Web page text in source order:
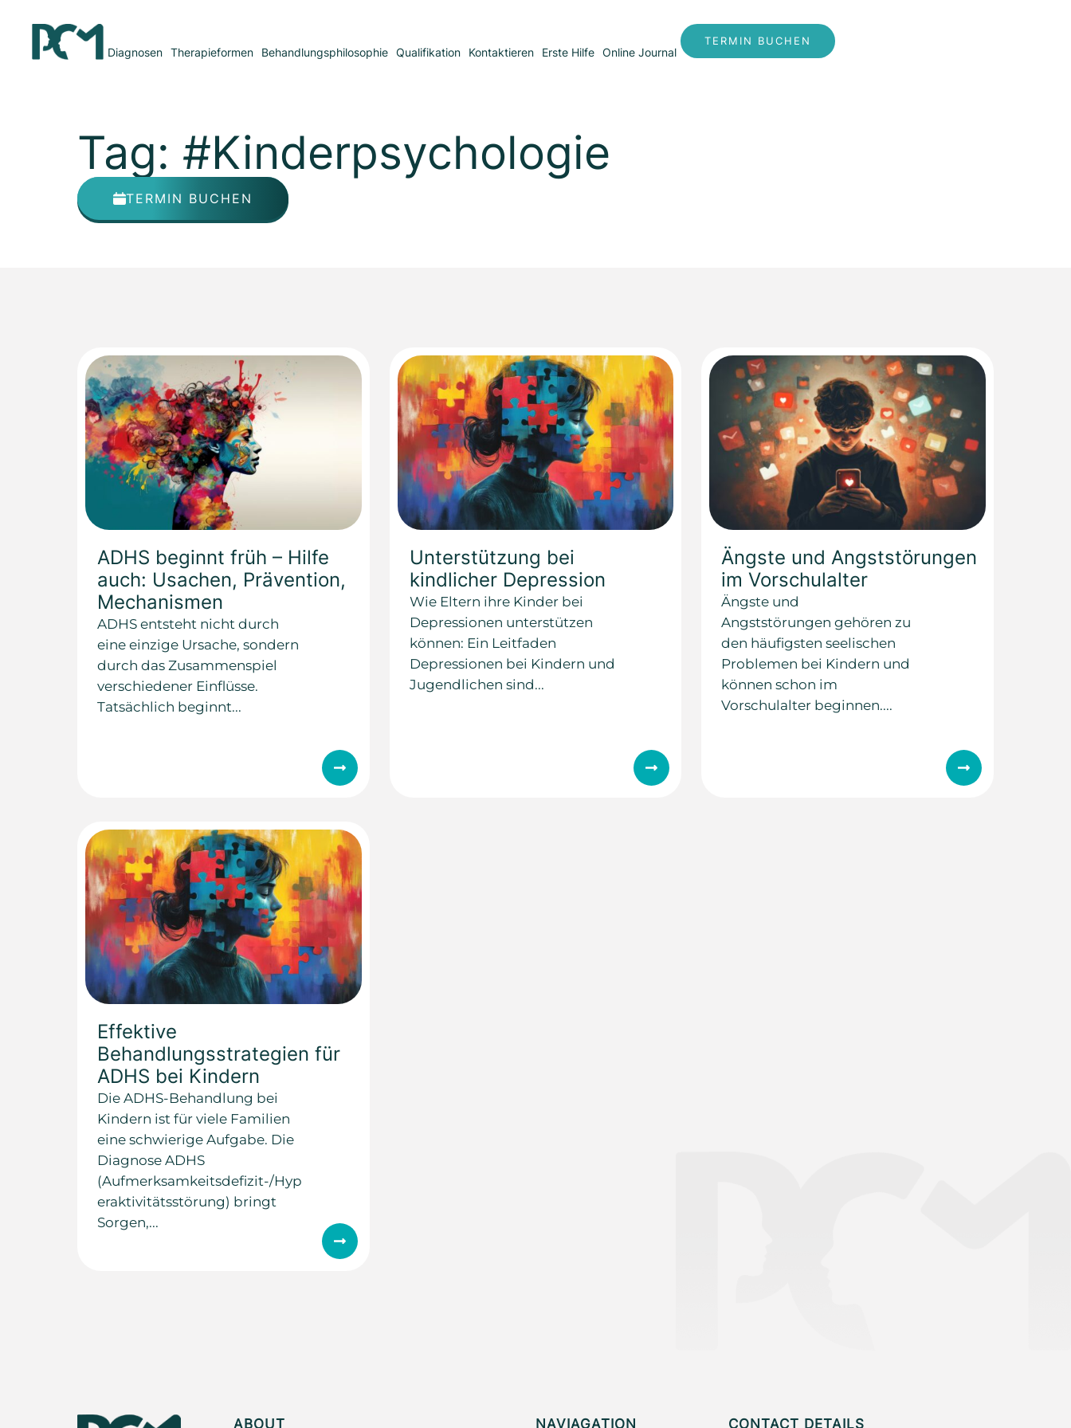
Diagnosen Therapieformen Behandlungsphilosophie Qualifikation Kontaktieren Erste Hilfe Online Journal
TERMIN BUCHEN
Tag: #Kinderpsychologie
TERMIN BUCHEN
ADHS beginnt früh – Hilfe
auch: Usachen, Prävention,
Mechanismen
ADHS entsteht nicht durch
eine einzige Ursache, sondern
durch das Zusammenspiel
verschiedener Einflüsse.
Tatsächlich beginnt...
Unterstützung bei
kindlicher Depression
Wie Eltern ihre Kinder bei
Depressionen unterstützen
können: Ein Leitfaden
Depressionen bei Kindern und
Jugendlichen sind...
Ängste und Angststörungen
im Vorschulalter
Ängste und
Angststörungen gehören zu
den häufigsten seelischen
Problemen bei Kindern und
können schon im
Vorschulalter beginnen....
Effektive
Behandlungsstrategien für
ADHS bei Kindern
Die ADHS-Behandlung bei
Kindern ist für viele Familien
eine schwierige Aufgabe. Die
Diagnose ADHS
(Aufmerksamkeitsdefizit-/Hyp
eraktivitätsstörung) bringt
Sorgen,...
ABOUT NAVIAGATION CONTACT DETAILS